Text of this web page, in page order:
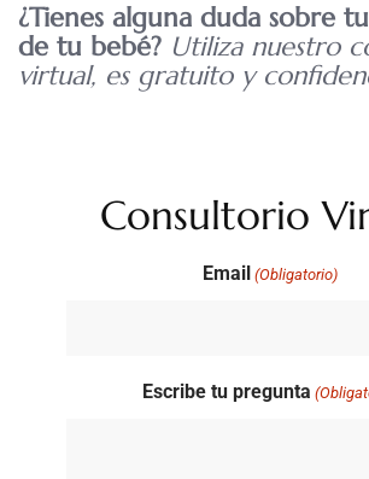
¿Tienes alguna duda sobre
de tu bebé? Utiliza nuestro
virtual, es gratuito y
Consultorio
Email (Obligatorio)
Escribe tu pregunta